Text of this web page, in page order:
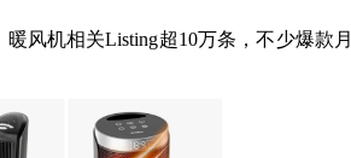
暖风机相关Listing超10万条，不少爆款月